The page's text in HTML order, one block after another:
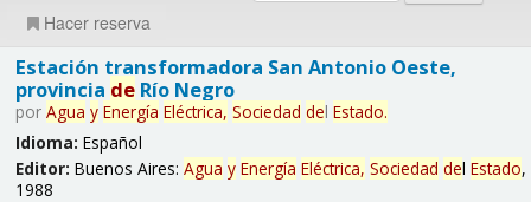
Hacer reserva
Estación transformadora San Antonio Oeste,
provincia deRío Negro
por Agua y Energía Eléctrica, Sociedad del Estado.
Idioma: Español
Editor: Buenos Aires: Agua y Energía Eléctrica, Sociedad del Estado,
1988